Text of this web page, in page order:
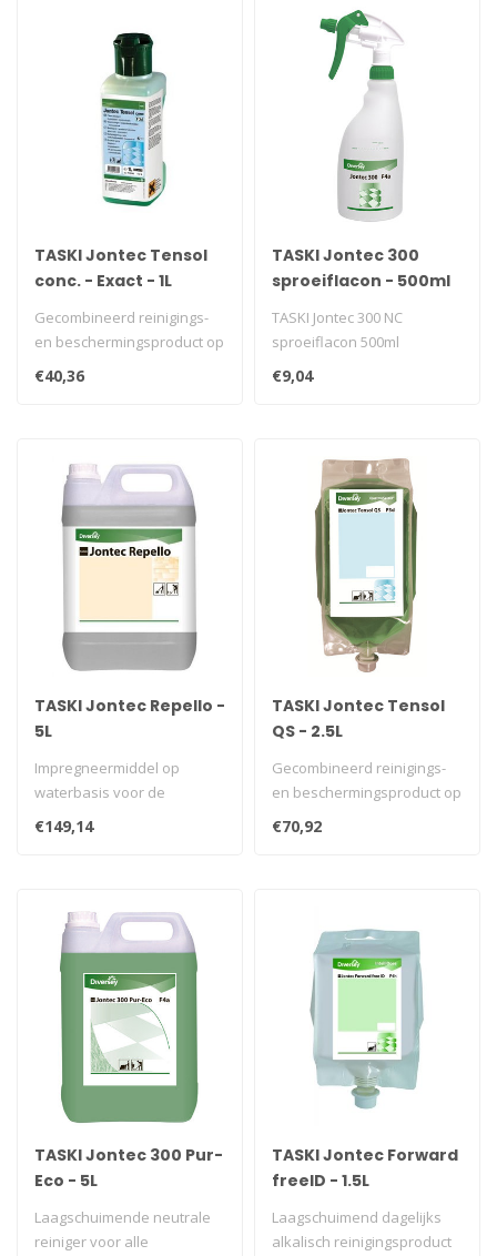
TASKI Jontec Tensol
conc. - Exact - 1L
Gecombineerd reinigings-
en beschermingsproduct op
basis van tensiden. Laat
een ..
€40,36
TASKI Jontec 300
sproeiflacon - 500ml
TASKI Jontec 300 NC
sproeiflacon 500ml
€9,04
TASKI Jontec Repello -
5L
Impregneermiddel op
waterbasis voor de
bescherming van alle
onbeschermde poreuze..
€149,14
TASKI Jontec Tensol
QS - 2.5L
Gecombineerd reinigings-
en beschermingsproduct op
basis van tensiden. Laat
een ..
€70,92
TASKI Jontec 300 Pur-
Eco - 5L
Laagschuimende neutrale
reiniger voor alle
TASKI Jontec Forward
freeID - 1.5L
Laagschuimend dagelijks
alkalisch reinigingsproduct